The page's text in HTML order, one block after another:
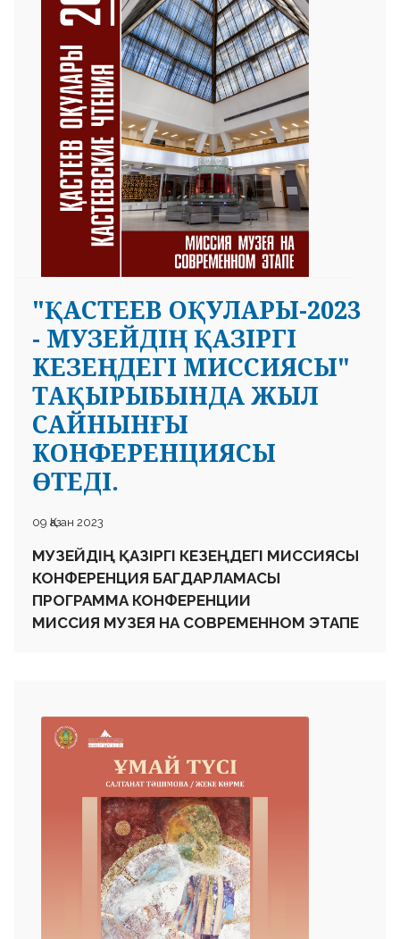
пайымдауға мүмкіндік береді. 🔸«Абай қара сөздері»
туындысы суретшінің шығармашылығындағы
маңызды еңбектердің бірі. Аталған шығарма «XI
Республикалық «Тәуелсіздік толғауы» байқауында» І
орынға ие болып, жоғары бағаланған. Абай мұрасы
– уақыт өткен сайын мәні тереңдей түсетін рухани
қазына. Оның қара сөздерінде айтылған ойлар бүгінгі
қоғам үшін де өзектілігін жоғалтқан жоқ. Білімге
ұмтылу, еңбек ету, адамдық қасиетті сақтау, өзін-өзі
жетілдіру – әр ұрпақ үшін маңызды құндылықтар.
Абайды тану – өзіңді тану!
@madeniet__aqparat__ministrligi @qaz.culture
сөздері мен жүрекке жетер жырлары адамзатты
мейірімге, білімге және рухани биіктікке жетелейді.
🔹Біз, өткен мен келер ұрпақ өкілдері, оның мол
рухани мұрасын ардақтаймыз әрі дәріптейміз.
🔹Еліміздің руханиятын байытатын мерекелеріміз
көбейе берсін! ✨10 августа — День Абая 🖌️ Великий
поэт, мыслитель и просветитель Абай Кунанбайулы
— символ благородной мысли, мудрости и
справедливости, который навсегда живёт в
сердцах народа. Его мудрые слова и стихи